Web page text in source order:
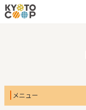
京都生協について
メニュー